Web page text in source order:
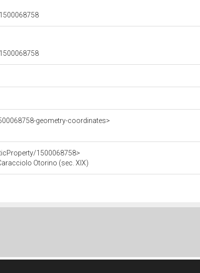
geometry-coordinates>
1500068758>
Otorino (sec. XIX)